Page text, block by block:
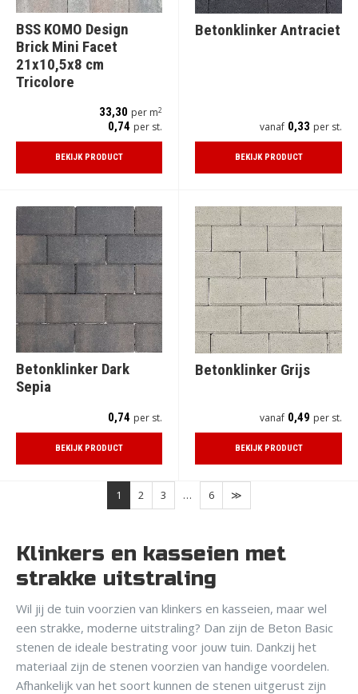
BSS KOMO Design
Brick Mini Facet
21x10,5x8 cm
Tricolore
33,30 per m2
0,74 per st.
BEKIJK PRODUCT
Betonklinker Antraciet
vanaf 0,33 per st.
BEKIJK PRODUCT
Betonklinker Dark
Sepia
0,74 per st.
BEKIJK PRODUCT
Betonklinker Grijs
vanaf 0,49 per st.
BEKIJK PRODUCT
1 2 3 … 6
Klinkers en kasseien met
strakke uitstraling
Wil jij de tuin voorzien van klinkers en kasseien, maar wel
een strakke, moderne uitstraling? Dan zijn de Beton Basic
stenen de ideale bestrating voor jouw tuin. Dankzij het
materiaal zijn de stenen voorzien van handige voordelen.
Afhankelijk van het soort kunnen de stenen uitgerust zijn